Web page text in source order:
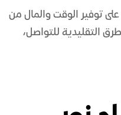
على توفير الوقت والمال من
التقليدية للتواصل،